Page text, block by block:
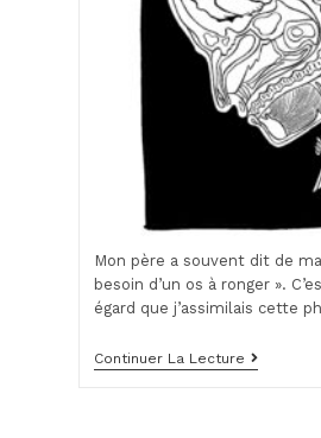
Mon père a souvent dit de
besoin d’un os à ronger ».
égard que j’assimilais cette
Continuer La Lecture Chimère